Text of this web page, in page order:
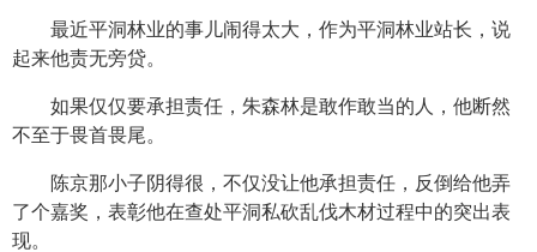
最近平洞林业的事儿闹得太大，作为平洞林业站长，说
起来他责无旁贷。
如果仅仅要承担责任，朱森林是敢作敢当的人，他断然
不至于畏首畏尾。
陈京那小子阴得很，不仅没让他承担责任，反倒给他弄
了个嘉奖，表彰他在查处平洞私砍乱伐木材过程中的突出表
现。